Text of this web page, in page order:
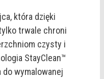
która dzięki
trwale chroni
czysty i
StayClean™
wymalowanej